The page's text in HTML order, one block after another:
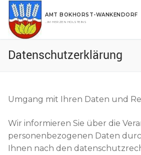
Zum
Inhalt
springen
AMT BOKHORST-WANKENDORF
…IM HERZEN HOLSTEINS
Suchen nach:
Datenschutzerklärung
Umgang mit Ihren Daten und
Wir informieren Sie über die
personenbezogenen Daten
Ihnen nach den